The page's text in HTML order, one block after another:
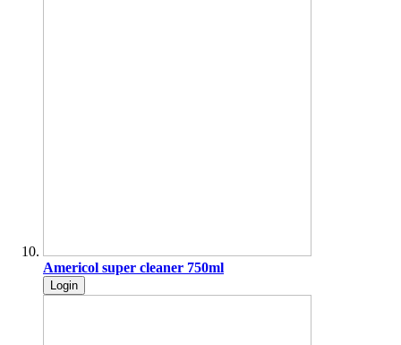
Americol super cleaner 750ml
Login